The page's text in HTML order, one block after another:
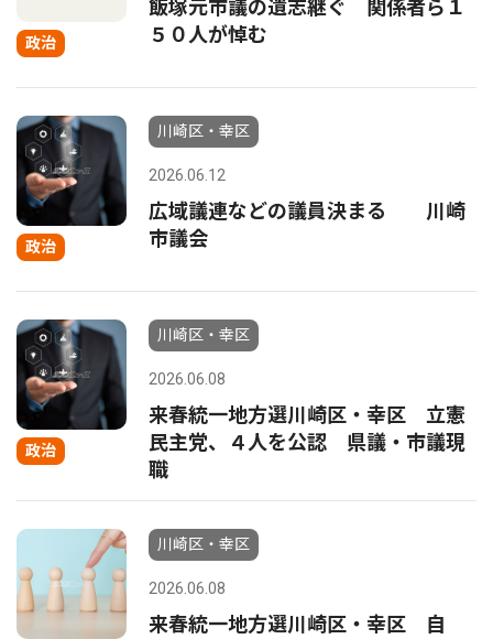
政治
飯塚元市議の遺志継ぐ 関係者ら１
５０人が悼む
政治
川崎区・幸区
2026.06.12
広域議連などの議員決まる 川崎
市議会
政治
川崎区・幸区
2026.06.08
来春統一地方選川崎区・幸区 立憲
民主党、４人を公認 県議・市議現
職
川崎区・幸区
2026.06.08
来春統一地方選川崎区・幸区 自